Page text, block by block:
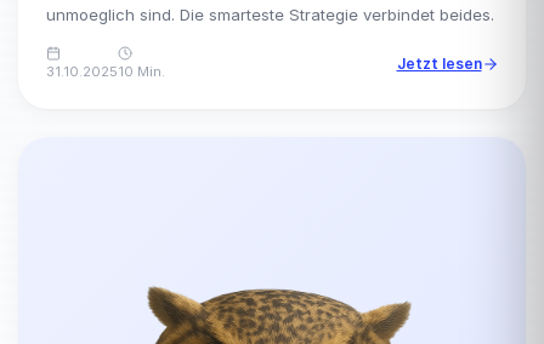
unmoeglich sind. Die smarteste Strategie verbindet beides.
31.10.202510 Min. Jetzt lesen